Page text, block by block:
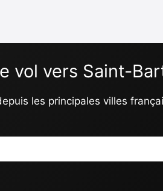
vol vers Saint-
les principales villes